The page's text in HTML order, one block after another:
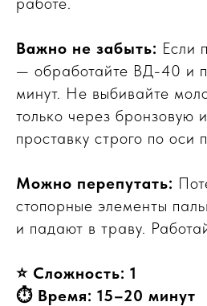
Важно не забыть: Если
— обработайте ВД-40 и
минут. Не выбивайте
только через бронзовую
проставку строго по оси
Можно перепутать:
стопорные элементы
и падают в траву.
⭐ Сложность: 1
⏱ Время: 15–20 минут